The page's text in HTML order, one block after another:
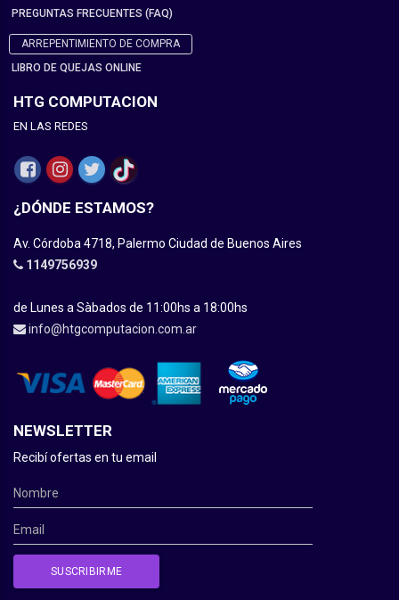
PREGUNTAS FRECUENTES (FAQ)
ARREPENTIMIENTO DE COMPRA
LIBRO DE QUEJAS ONLINE
HTG COMPUTACION
EN LAS REDES
¿DÓNDE ESTAMOS?
Av. Córdoba 4718, Palermo Ciudad de Buenos Aires
1149756939
de Lunes a Sàbados de 11:00hs a 18:00hs
info@htgcomputacion.com.ar
NEWSLETTER
Recibí ofertas en tu email